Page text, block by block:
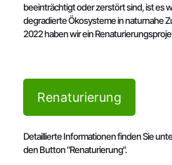
beeinträchtigt oder zerstört sind, ist es
degradierte Ökosysteme in naturnahe
2022 haben wir ein
Renaturierung
Detaillierte Informationen finden Sie
den Button "Renaturierung".